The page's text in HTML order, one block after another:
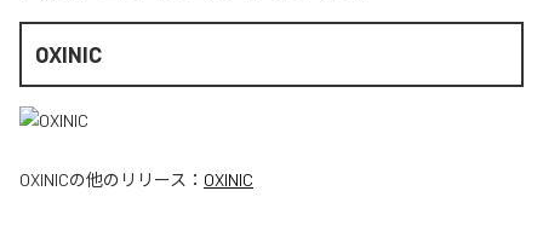
OXINIC
OXINICの他のリリース： OXINIC